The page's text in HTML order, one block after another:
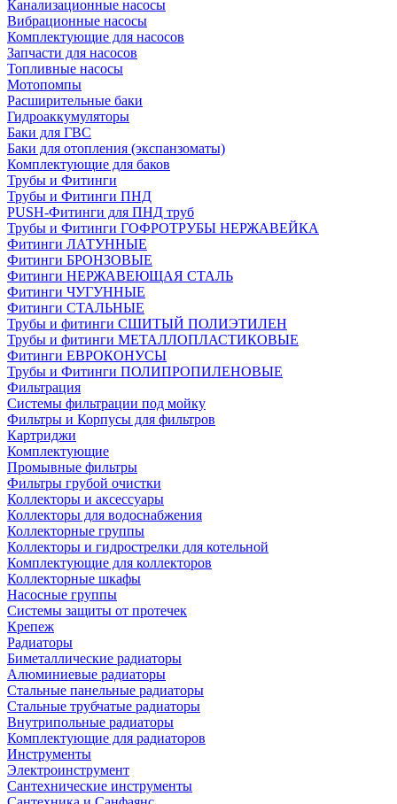
Канализационные насосы
Вибрационные насосы
Комплектующие для насосов
Запчасти для насосов
Топливные насосы
Мотопомпы
Расширительные баки
Гидроаккумуляторы
Баки для ГВС
Баки для отопления (экспанзоматы)
Комплектующие для баков
Трубы и Фитинги
Трубы и Фитинги ПНД
PUSH-Фитинги для ПНД труб
Трубы и Фитинги ГОФРОТРУБЫ НЕРЖАВЕЙКА
Фитинги ЛАТУННЫЕ
Фитинги БРОНЗОВЫЕ
Фитинги НЕРЖАВЕЮЩАЯ СТАЛЬ
Фитинги ЧУГУННЫЕ
Фитинги СТАЛЬНЫЕ
Трубы и фитинги СШИТЫЙ ПОЛИЭТИЛЕН
Трубы и фитинги МЕТАЛЛОПЛАСТИКОВЫЕ
Фитинги ЕВРОКОНУСЫ
Трубы и Фитинги ПОЛИПРОПИЛЕНОВЫЕ
Фильтрация
Системы фильтрации под мойку
Фильтры и Корпусы для фильтров
Картриджи
Комплектующие
Промывные фильтры
Фильтры грубой очистки
Коллекторы и аксессуары
Коллекторы для водоснабжения
Коллекторные группы
Коллекторы и гидрострелки для котельной
Комплектующие для коллекторов
Коллекторные шкафы
Насосные группы
Системы защиты от протечек
Крепеж
Радиаторы
Биметаллические радиаторы
Алюминиевые радиаторы
Стальные панельные радиаторы
Стальные трубчатые радиаторы
Внутрипольные радиаторы
Комплектующие для радиаторов
Инструменты
Электроинструмент
Сантехнические инструменты